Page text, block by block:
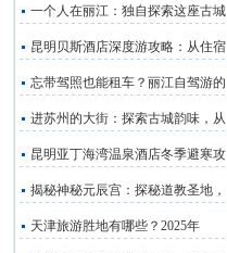
一个人在丽江：独自探索这座古城
昆明贝斯酒店深度游攻略：从住宿
忘带驾照也能租车？丽江自驾游的
进苏州的大街：探索古城韵味，从
昆明亚丁海湾温泉酒店冬季避寒攻
揭秘神秘元辰宫：探秘道教圣地，
天津旅游胜地有哪些？2025年